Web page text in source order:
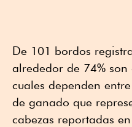
De 101 bordos
alrededor de 74%
cuales dependen
de ganado que
cabezas reportadas